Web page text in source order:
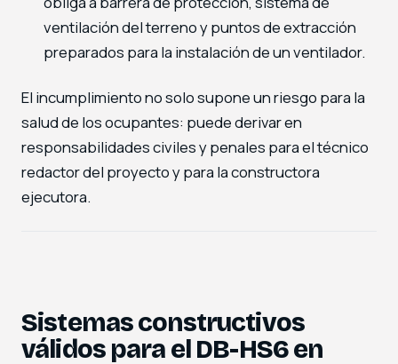
ventilación del terreno y puntos de extracción
preparados para la instalación de un ventilador.
El incumplimiento no solo supone un riesgo para la
salud de los ocupantes: puede derivar en
responsabilidades civiles y penales para el técnico
redactor del proyecto y para la constructora
ejecutora.
Sistemas constructivos
válidos para el DB-HS6 en